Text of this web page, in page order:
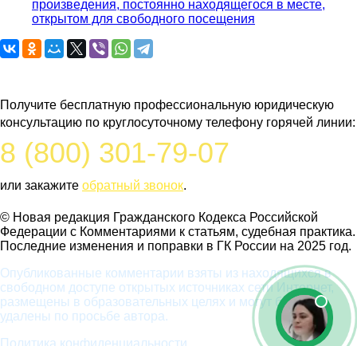
произведения, постоянно находящегося в месте,
открытом для свободного посещения
Получите бесплатную профессиональную юридическую
консультацию по круглосуточному телефону горячей линии:
8 (800) 301-79-07
или закажите обратный звонок.
© Новая редакция Гражданского Кодекса Российской
Федерации c Комментариями к статьям, судебная практика.
Последние изменения и поправки в ГК России на 2025 год.
Опубликованные комментарии взяты из находящихся в
свободном доступе открытых источниках сети Интернет,
размещены в образовательных целях и могут быть
удалены по просьбе автора.
Политика конфиденциальности